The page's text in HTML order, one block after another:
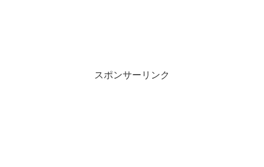
スポンサーリンク